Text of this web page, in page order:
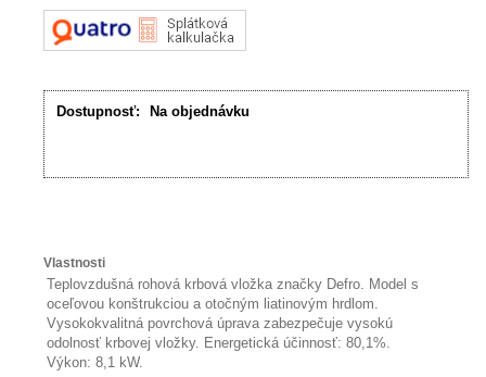
Dostupnosť: Na objednávku
Vlastnosti
Teplovzdušná rohová krbová vložka značky Defro. Model s
oceľovou konštrukciou a otočným liatinovým hrdlom.
Vysokokvalitná povrchová úprava zabezpečuje vysokú
odolnosť krbovej vložky. Energetická účinnosť: 80,1%.
Výkon: 8,1 kW.